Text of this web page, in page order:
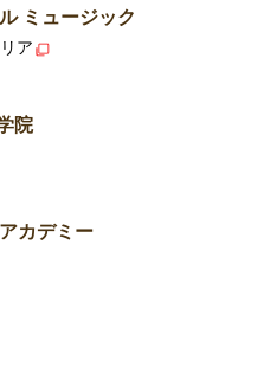
ミュージック
ア
院
カデミー